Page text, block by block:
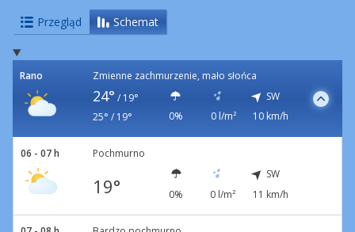
Przegląd Schemat
Rano Zmienne zachmurzenie, mało słońca
24° / 19°
25° / 19°
0% 0 l/m²
SW
10 km/h
06 - 07 h Pochmurno
19° 0% 0 l/m²
SW
11 km/h